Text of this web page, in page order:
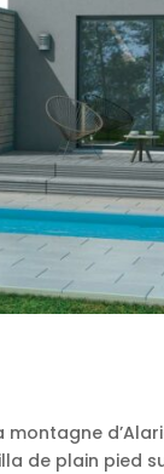
de plain pied